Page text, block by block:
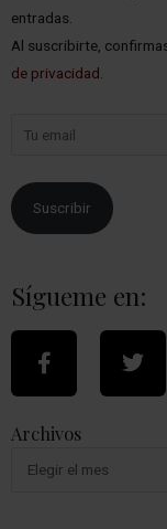
entradas.
Al suscribirte,
de privacidad
Suscribir
Sígueme en:
Archivos